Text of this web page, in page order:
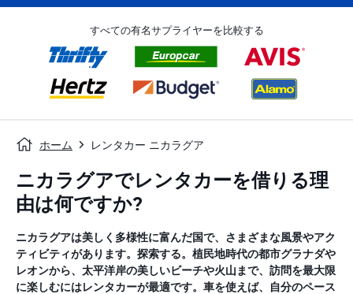
すべての有名サプライヤーを比較する
ホーム レンタカー ニカラグア
ニカラグアでレンタカーを借りる理
由は何ですか?
ニカラグアは美しく多様性に富んだ国で、さまざまな風景やアク
ティビティがあります。探索する。植民地時代の都市グラナダや
レオンから、太平洋岸の美しいビーチや火山まで、訪問を最大限
に楽しむにはレンタカーが最適です。車を使えば、自分のペース